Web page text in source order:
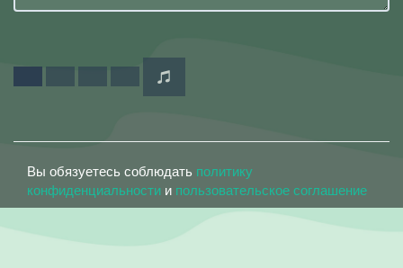
Вы обязуетесь соблюдать политику
конфиденциальности и пользовательское соглашение